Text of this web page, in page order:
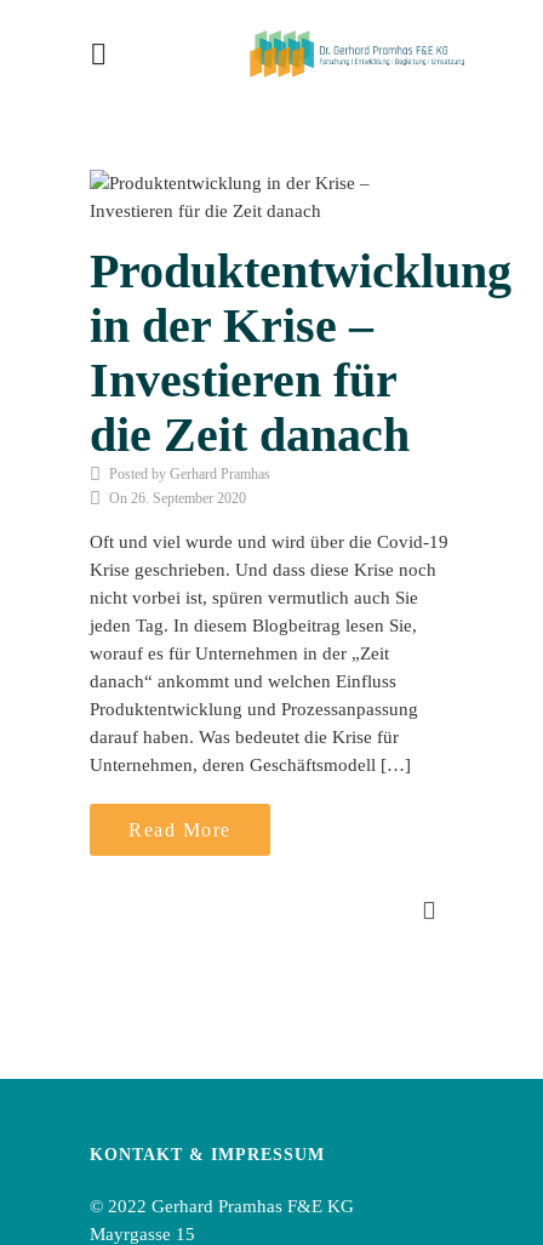
Produktentwicklung
in der Krise –
Investieren für
die Zeit danach
Posted by Gerhard Pramhas
On 26. September 2020
Oft und viel wurde und wird über die Covid-19
Krise geschrieben. Und dass diese Krise noch
nicht vorbei ist, spüren vermutlich auch Sie
jeden Tag. In diesem Blogbeitrag lesen Sie,
worauf es für Unternehmen in der „Zeit
danach“ ankommt und welchen Einfluss
Produktentwicklung und Prozessanpassung
darauf haben. Was bedeutet die Krise für
Unternehmen, deren Geschäftsmodell […]
Read More
KONTAKT & IMPRESSUM
© 2022 Gerhard Pramhas F&E KG
Mayrgasse 15